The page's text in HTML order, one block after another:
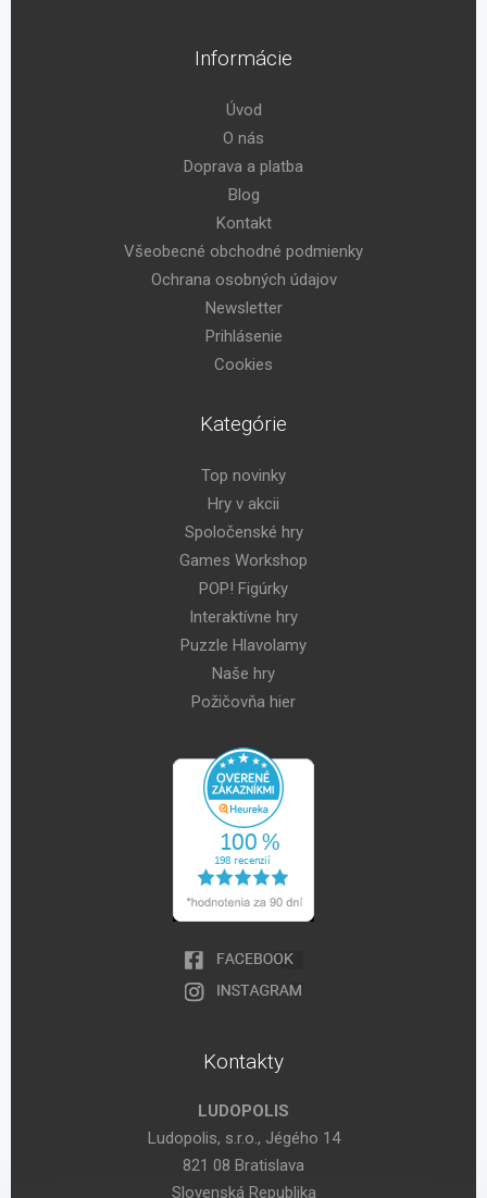
Informácie
Úvod
O nás
Doprava a platba
Blog
Kontakt
Všeobecné obchodné podmienky
Ochrana osobných údajov
Newsletter
Prihlásenie
Cookies
Kategórie
Top novinky
Hry v akcii
Spoločenské hry
Games Workshop
POP! Figúrky
Interaktívne hry
Puzzle Hlavolamy
Naše hry
Požičovňa hier
Kontakty
LUDOPOLIS
Ludopolis, s.r.o., Jégého 14
821 08 Bratislava
Slovenská Republika